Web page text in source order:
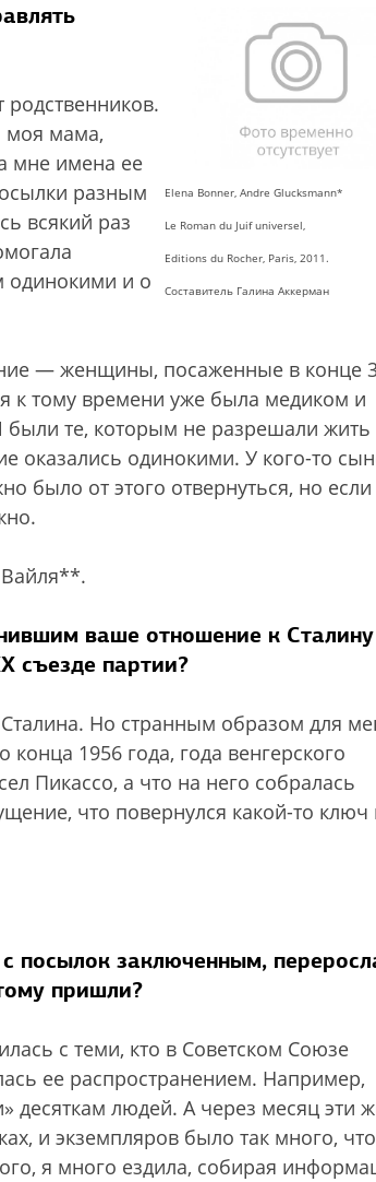
Elena Bonner, Andre Glucksmann*
Le Roman du Juif universel,
Editions du Rocher, Paris, 2011.
Составитель Галина Аккерман
моя мама,
мне имена ее
разным
всякий раз
одинокими и о
— женщины, посаженные в конце
к тому времени уже была медиком и
те, которым не разрешали жить
оказались одинокими. У кого-то
было от этого отвернуться, но
ваше отношение к
съезде партии?
Но странным образом для
1956 года, года венгерского
Пикассо, а что на него собралась
что повернулся какой-то ключ
посылок заключенным,
пришли?
с теми, кто в Советском Союзе
ее распространением. Например,
десяткам людей. А через месяц эти
и экземпляров было так много, что
я много ездила, собирая